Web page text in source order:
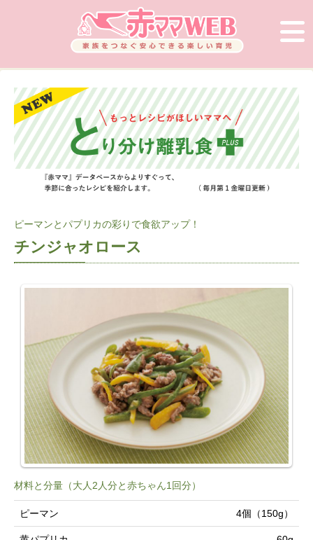
ピーマンとパプリカの彩りで食欲アップ！
チンジャオロース
材料と分量（大人2人分と赤ちゃん1回分）
ピーマン 4個（150g）